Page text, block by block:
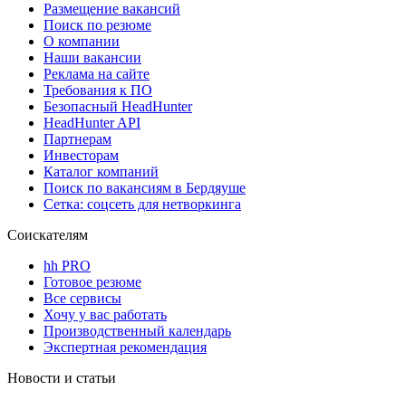
Размещение вакансий
Поиск по резюме
О компании
Наши вакансии
Реклама на сайте
Требования к ПО
Безопасный HeadHunter
HeadHunter API
Партнерам
Инвесторам
Каталог компаний
Поиск по вакансиям в Бердяуше
Сетка: соцсеть для нетворкинга
Соискателям
hh PRO
Готовое резюме
Все сервисы
Хочу у вас работать
Производственный календарь
Экспертная рекомендация
Новости и статьи